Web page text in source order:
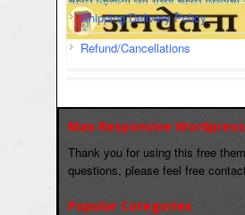
Shipping/Delivery Policy
Refund/Cancellations
Max Responsive
Thank you for using this free
questions, please feel free
Popular Categories